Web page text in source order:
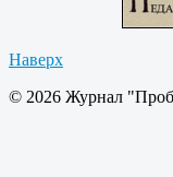
Наверх
© 2026 Журнал